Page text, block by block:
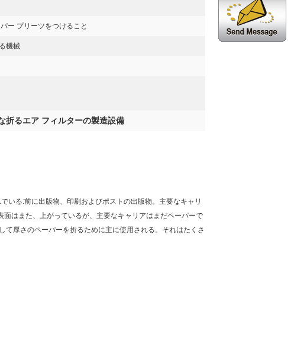
ー プリーツをつけること
機械
折るエア フィルターの製造設備
いる:前に出版物、印刷およびポストの出版物。主要なキャリ
はまた、上がっているが、主要なキャリアはまだペーパーで
厚さのペーパーを折るために主に使用される。それはたくさ